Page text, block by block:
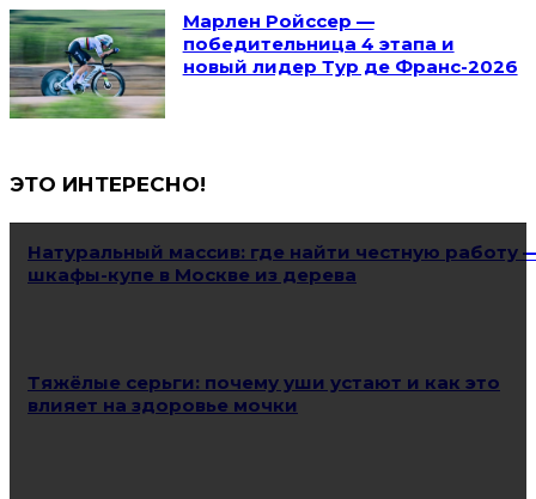
Марлен Ройссер —
победительница 4 этапа и
новый лидер Тур де Франс-2026
ЭТО ИНТЕРЕСНО!
Натуральный массив: где найти честную работу
шкафы-купе в Москве из дерева
Тяжёлые серьги: почему уши устают и как это
влияет на здоровье мочки